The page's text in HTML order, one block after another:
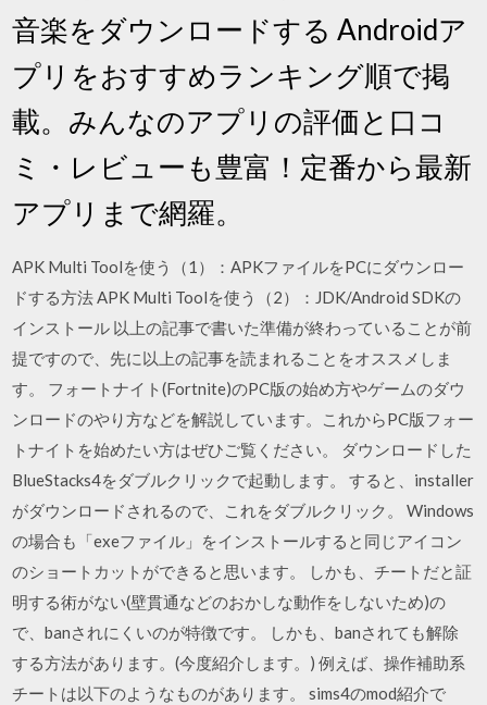
音楽をダウンロードする Androidア
プリをおすすめランキング順で掲
載。みんなのアプリの評価と口コ
ミ・レビューも豊富！定番から最新
アプリまで網羅。
APK Multi Toolを使う（1）：APKファイルをPCにダウンロー
ドする方法 APK Multi Toolを使う（2）：JDK/Android SDKの
インストール 以上の記事で書いた準備が終わっていることが前
提ですので、先に以上の記事を読まれることをオススメしま
す。 フォートナイト(Fortnite)のPC版の始め方やゲームのダウ
ンロードのやり方などを解説しています。これからPC版フォー
トナイトを始めたい方はぜひご覧ください。 ダウンロードした
BlueStacks4をダブルクリックで起動します。 すると、installer
がダウンロードされるので、これをダブルクリック。 Windows
の場合も「exeファイル」をインストールすると同じアイコン
のショートカットができると思います。 しかも、チートだと証
明する術がない(壁貫通などのおかしな動作をしないため)の
で、banされにくいのが特徴です。 しかも、banされても解除
する方法があります。(今度紹介します。) 例えば、操作補助系
チートは以下のようなものがあります。 sims4のmod紹介で